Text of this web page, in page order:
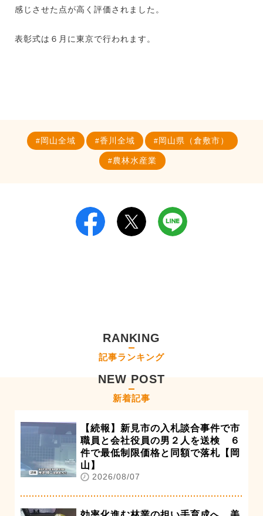
感じさせた点が高く評価されました。
表彰式は６月に東京で行われます。
岡山全域 香川全域 岡山県（倉敷市）
農林水産業
RANKING
記事ランキング
NEW POST
新着記事
【続報】新見市の入札談合事件で市
職員と会社役員の男２人を送検 ６
件で最低制限価格と同額で落札【岡
山】
2026/08/07